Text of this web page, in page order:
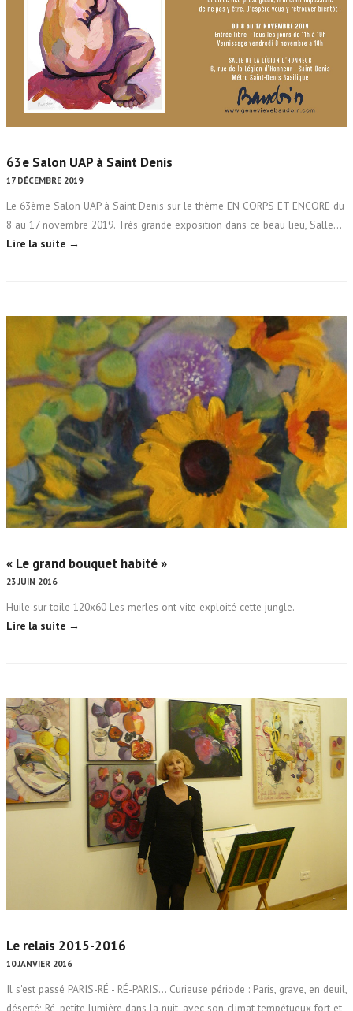
63e Salon UAP à Saint Denis
17 DÉCEMBRE 2019
Le 63ème Salon UAP à Saint Denis sur le thème EN CORPS ET ENCORE du
8 au 17 novembre 2019. Très grande exposition dans ce beau lieu, Salle…
Lire la suite →
« Le grand bouquet habité »
23 JUIN 2016
Huile sur toile 120x60 Les merles ont vite exploité cette jungle.
Lire la suite →
Le relais 2015-2016
10 JANVIER 2016
Il s'est passé PARIS-RÉ - RÉ-PARIS... Curieuse période : Paris, grave, en deuil,
déserté; Ré, petite lumière dans la nuit, avec son climat tempétueux fort et